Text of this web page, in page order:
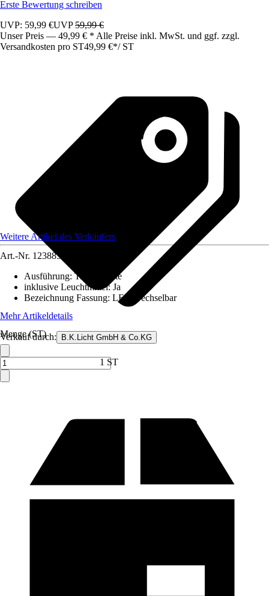
Erste Bewertung schreiben
UVP: 59,99 €UVP59,99 €
Unser Preis — 49,99 € * Alle Preise inkl. MwSt. und ggf. zzgl.
Versandkosten pro ST49,99 €*/ ST
Verkauf durch: B.K.Licht GmbH & Co.KG
Weitere Artikel des Verkäufers
Art.-Nr. 12388573
Ausführung:Tischleuchte
inklusive Leuchtmittel:Ja
Bezeichnung Fassung: LED wechselbar
Mehr Artikeldetails
Menge (ST)
1 ST